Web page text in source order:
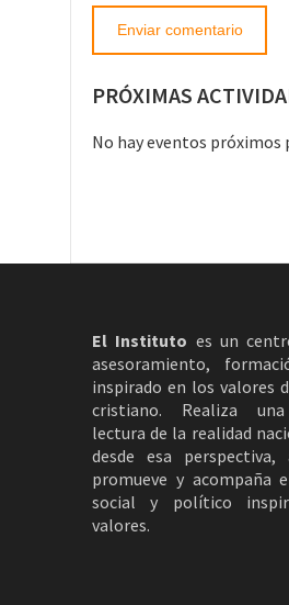
PRÓXIMAS
No hay eventos próximos
El Instituto es un
asesoramiento,
inspirado en los valores
cristiano. Realiza
lectura de la realidad
desde esa
promueve y acompaña
social y político
valores.